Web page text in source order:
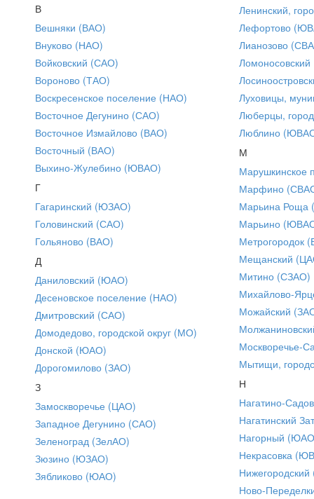
В
Вешняки (ВАО)
Внуково (НАО)
Войковский (САО)
Вороново (ТАО)
Воскресенское поселение (НАО)
Восточное Дегунино (САО)
Восточное Измайлово (ВАО)
Восточный (ВАО)
Выхино-Жулебино (ЮВАО)
Г
Гагаринский (ЮЗАО)
Головинский (САО)
Гольяново (ВАО)
Д
Даниловский (ЮАО)
Десеновское поселение (НАО)
Дмитровский (САО)
Домодедово, городской округ (МО)
Донской (ЮАО)
Дорогомилово (ЗАО)
З
Замоскворечье (ЦАО)
Западное Дегунино (САО)
Зеленоград (ЗелАО)
Зюзино (ЮЗАО)
Зябликово (ЮАО)
Ленинский,
Лефортово
Лианозово
Луховицы,
Люберцы,
Люблино
М
Марушкинское
Марфино
Марьина Роща
Марьино
Метрогородок
Мещанский
Митино (СЗАО)
Михайлово-
Можайский
Москворечье-
Мытищи,
Н
Нагатино-
Нагатинский
Нагорный
Некрасовка
Ново-